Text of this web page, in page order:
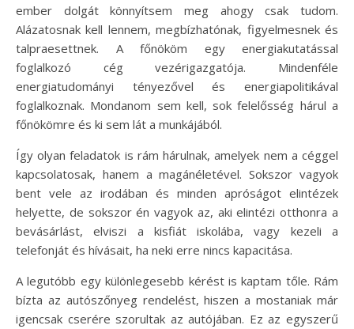
ember dolgát könnyítsem meg ahogy csak tudom.
Alázatosnak kell lennem, megbízhatónak, figyelmesnek és
talpraesettnek. A főnököm egy energiakutatással
foglalkozó cég vezérigazgatója. Mindenféle
energiatudományi tényezővel és energiapolitikával
foglalkoznak. Mondanom sem kell, sok felelősség hárul a
főnökömre és ki sem lát a munkájából.
Így olyan feladatok is rám hárulnak, amelyek nem a céggel
kapcsolatosak, hanem a magánéletével. Sokszor vagyok
bent vele az irodában és minden apróságot elintézek
helyette, de sokszor én vagyok az, aki elintézi otthonra a
bevásárlást, elviszi a kisfiát iskolába, vagy kezeli a
telefonját és hívásait, ha neki erre nincs kapacitása.
A legutóbb egy különlegesebb kérést is kaptam tőle. Rám
bízta az autószőnyeg rendelést, hiszen a mostaniak már
igencsak cserére szorultak az autójában. Ez az egyszerű